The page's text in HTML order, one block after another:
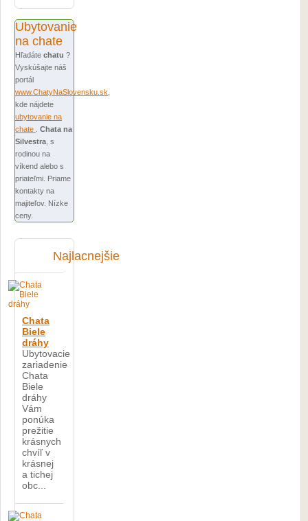
Ubytovanie
na chate
Hľadáte chatu ?
Vyskúšajte náš
portál
www.ChatyNaSlovensku.sk
kde nájdete
ubytovanie na
chate
Chata na
Silvestra , s
rodinou na
víkend alebo s
priateľmi. Priame
kontakty na
majiteľov. Nízke
ceny.
Najlacnejšie
Chata
Biele
dráhy
Ubytovacie
zariadenie
Chata
Biele
dráhy
Vám
ponúka
prežitie
krásnych
chvíľ v
krásnej
a tichej
obc...